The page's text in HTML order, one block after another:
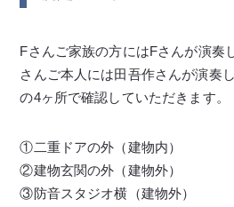
Fさんご家族の方にはFさんが演奏
さんご本人には田吾作さんが演奏
の4ヶ所で確認していただきます。
①二重ドアの外（建物内）
②建物玄関の外（建物外）
③防音スタジオ横（建物外）